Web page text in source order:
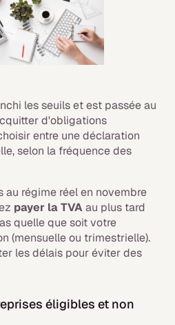
les seuils et est passée au
d'obligations
entre une déclaration
selon la fréquence des
au régime réel en novembre
payer la TVAau plus tard
quelle que soit votre
(mensuelle ou trimestrielle).
les délais pour éviter des
éligibles et non